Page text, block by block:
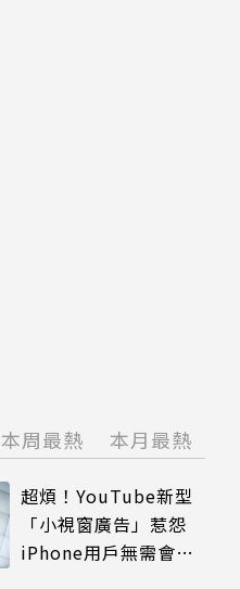
本周最熱 本月最熱
超煩！YouTube新型
「小視窗廣告」惹怨
iPhone用戶無需會員